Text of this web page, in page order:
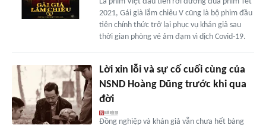
2021, Gái già lắm chiêu V cũng là bộ phim đầu
tiên chính thức trở lại phục vụ khán giả sau
thời gian phòng vé ảm đạm vì dịch Covid-19.
Lời xin lỗi và sự cố cuối cùng của
NSND Hoàng Dũng trước khi qua
đời
Đồng nghiệp và khán giả vẫn chưa hết bàng